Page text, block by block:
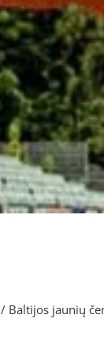
/ Baltijos jaunių